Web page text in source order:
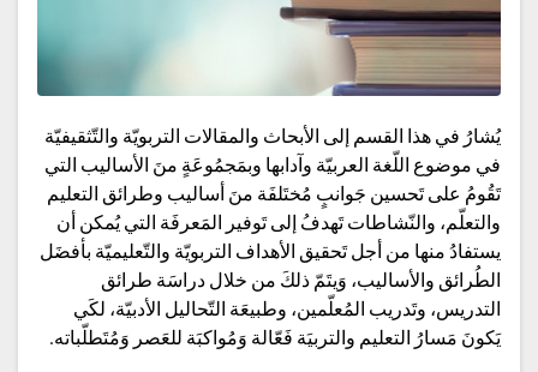
يُشارُ في هذا القسم إلى الأبحاث والمقالات التربويّة والتّثقيفيّة
في موضوع اللّغة العربيّة وآدابها وبمَجمُوعَةٍ منَ الأساليب التي
تَقُومُ على تَحسين جَوانبٍ مُختَلفَة منَ أساليب وطرائق التعليم
والتعلّم، والنّشاطات تَهدفُ إلى تَوفير المَعرفَة التي يُمكن أن
يستفادُ منها من أجل تَحقيق الأهداف التربويّة والتّعليميّة بأفضَل
الطُرائق والأساليب، وَيتَمّ ذلكَ من خلال دراسَة طرائق
التدريس، وتَدريب المُعلّمين، وطبيعَة التّحاليل الأدبيّة، لكَي
يَكونَ مَسارُ التعليم والتربيَة فَعّالة وَمُواكبَة للعَصر وَمُتَطلّباته.